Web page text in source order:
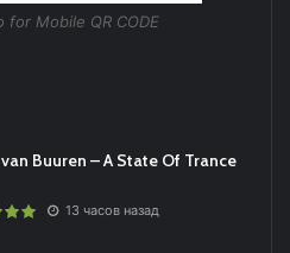
for Mobile QR CODE
Buuren – A State Of Trance
13 часов назад